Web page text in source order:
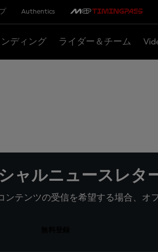
Authentics
ンディング ライダー＆チーム
ャルニュースレタ
ンテンツの受信を希望する場合、オ